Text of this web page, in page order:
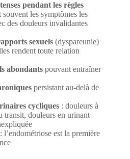
pendant les règles
les symptômes les
des douleurs invalidantes
sexuels (dyspareunie)
rendent toute relation
abondants pouvant entraîner
persistant au-delà de
cycliques : douleurs à
transit, douleurs en urinant
: l’endométriose est la première